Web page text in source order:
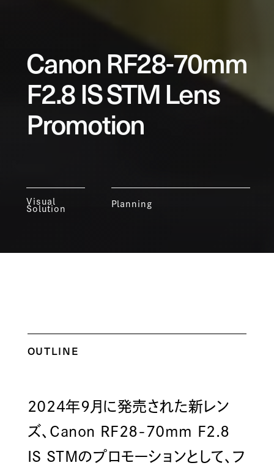
Canon RF28-70mm
F2.8 IS STM Lens
Promotion
Visual
Solution
Planning
OUTLINE
2024年9月に発売された新レン
ズ、Canon RF28-70mm F2.8
IS STMのプロモーションとして、フ